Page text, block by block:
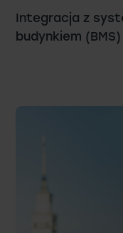
Integracja z
budynkiem (BMS)